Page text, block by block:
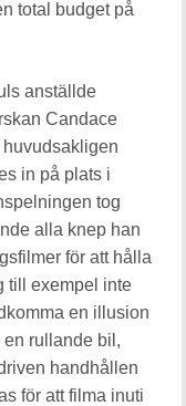
total budget på
anställde
Candace
in på plats i
tog
alla knep han
för att hålla
till exempel inte
en illusion
rullande bil,
handhållen
för att filma inuti